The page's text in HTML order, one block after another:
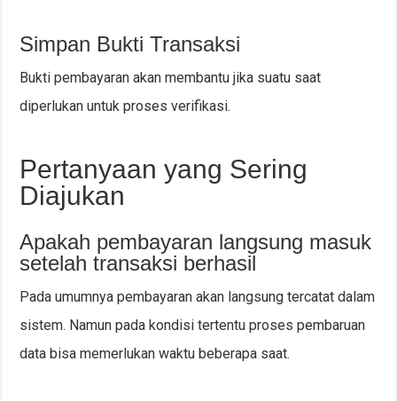
Simpan Bukti Transaksi
Bukti pembayaran akan membantu jika suatu saat
diperlukan untuk proses verifikasi.
Pertanyaan yang Sering
Diajukan
Apakah pembayaran langsung masuk
setelah transaksi berhasil
Pada umumnya pembayaran akan langsung tercatat dalam
sistem. Namun pada kondisi tertentu proses pembaruan
data bisa memerlukan waktu beberapa saat.